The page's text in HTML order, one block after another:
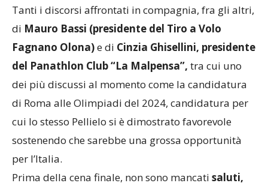
Tanti i discorsi affrontati in compagnia, fra gli altri,
di Mauro Bassi (presidente del Tiro a Volo
Fagnano Olona)e di Cinzia Ghisellini, presidente
del Panathlon Club “La Malpensa”, tra cui uno
dei più discussi al momento come la candidatura
di Roma alle Olimpiadi del 2024, candidatura per
cui lo stesso Pellielo si è dimostrato favorevole
sostenendo che sarebbe una grossa opportunità
per l’Italia.
Prima della cena finale, non sono mancati saluti,